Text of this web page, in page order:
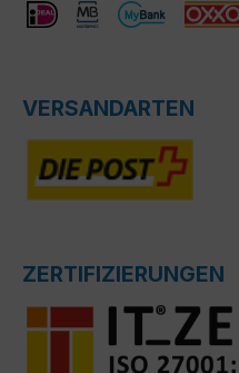
VERSANDARTEN
ZERTIFIZIERUNGEN